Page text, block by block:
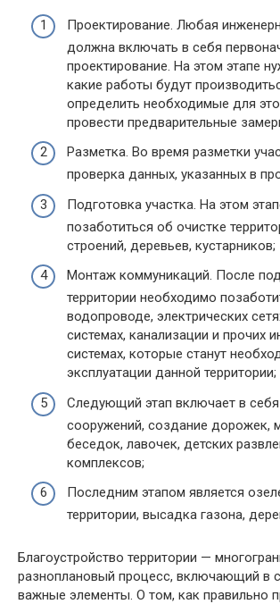
Проектирование. Любая
должна включать в себя
проектирование. На этом этапе
какие работы будут
определить необходимые для
провести предварительные
Разметка. Во время разметки
проверка данных, указанных в
Подготовка участка. На этом
позаботиться об очистке
строений, деревьев, кустарников;
Монтаж коммуникаций. После
территории необходимо
водопроводе, электрических
системах, канализации и прочих
системах, которые станут
эксплуатации данной территории;
Следующий этап включает в
сооружений, создание дорожек,
беседок, лавочек, детских
комплексов;
Последним этапом является
территории, высадка газона,
Благоустройство территории —
разноплановый процесс, включающий в
важные элементы. О том, как правильно